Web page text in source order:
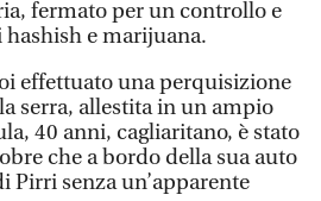
fermato per un controllo e
hashish e marijuana.
effettuato una perquisizione
serra, allestita in un ampio
40 anni, cagliaritano, è stato
che a bordo della sua auto
Pirri senza un’apparente